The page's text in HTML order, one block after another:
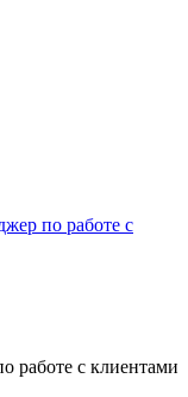
по работе с
работе с клиентами